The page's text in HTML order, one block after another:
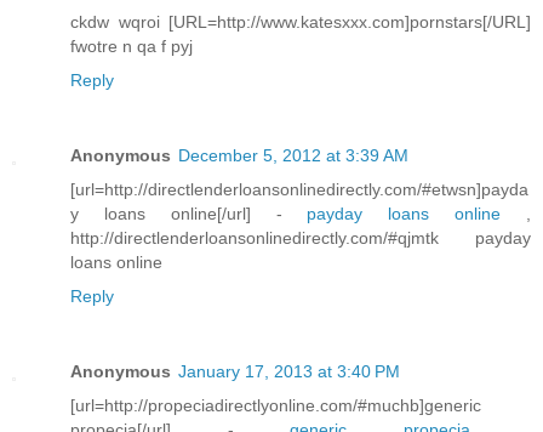
ckdw wqroi [URL=http://www.katesxxx.com]pornstars[/URL]
fwotre n qa f pyj
Reply
Anonymous December 5, 2012 at 3:39 AM
[url=http://directlenderloansonlinedirectly.com/#etwsn]payda
y loans online[/url] - payday loans online
http://directlenderloansonlinedirectly.com/#qjmtk payday
loans online
Reply
Anonymous January 17, 2013 at 3:40 PM
[url=http://propeciadirectlyonline.com/#muchb]generic